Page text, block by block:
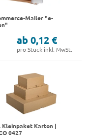
Mailer "e-
ab 0,12 €
pro Stück inkl. MwSt.
Kleinpaket Karton |
0427